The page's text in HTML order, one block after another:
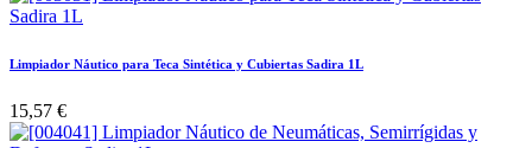
Limpiador Náutico para Teca Sintética y Cubiertas Sadira 1L
15,57 €